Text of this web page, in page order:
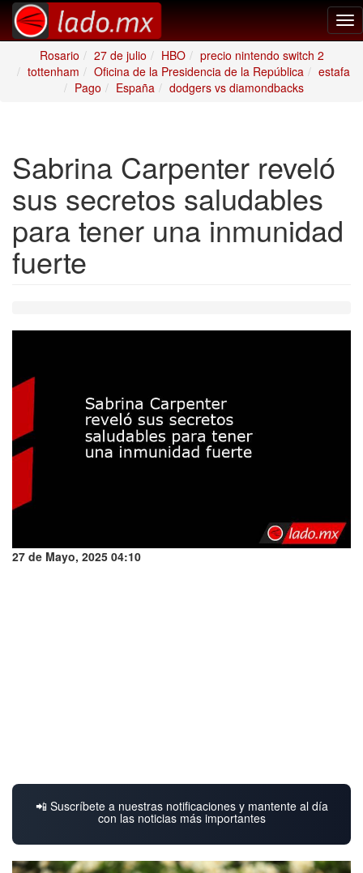
Rosario
27 de julio HBO
precio nintendo switch 2
tottenham
Oficina de la Presidencia de la República
estafa
Pago
España dodgers vs diamondbacks
Sabrina Carpenter reveló
sus secretos saludables
para tener una inmunidad
fuerte
27 de Mayo, 2025 04:10
📲 Suscríbete a nuestras notificaciones y mantente al día
con las noticias más importantes